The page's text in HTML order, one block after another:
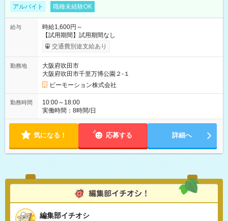
アルバイト 職種未経験OK
給与
時給1,600円～
【試用期間】試用期間なし
交通費別途支給あり
勤務地
大阪府吹田市
大阪府吹田市千里万博公園２-１
ビーモーション株式会社
勤務時間
10:00～18:00
実働時間：8時間/日
気になる！ 応募する 詳細へ
編集部イチオシ